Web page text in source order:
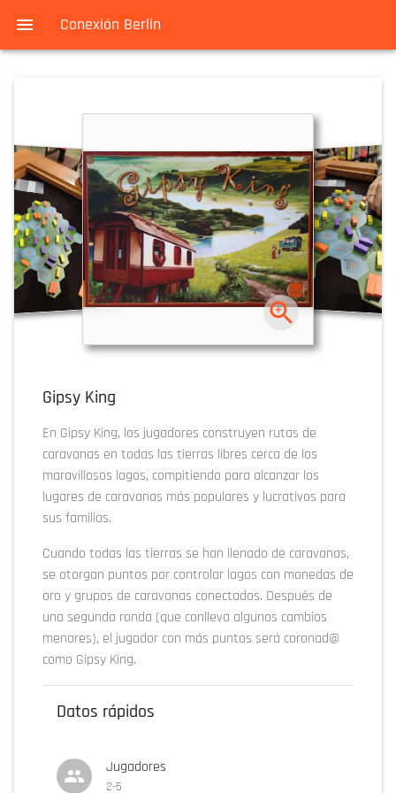
Conexión Berlin
Gipsy King
En Gipsy King, los jugadores construyen rutas de
caravanas en todas las tierras libres cerca de los
maravillosos lagos, compitiendo para alcanzar los
lugares de caravanas más populares y lucrativos para
sus familias.
Cuando todas las tierras se han llenado de caravanas,
se otorgan puntos por controlar lagos con monedas de
oro y grupos de caravanas conectados. Después de
una segunda ronda (que conlleva algunos cambios
menores), el jugador con más puntos será coronad@
como Gipsy King.
Datos rápidos
Jugadores
2-5